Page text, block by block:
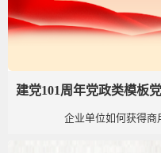
建党101周年党政类模板
企业单位如何获得商